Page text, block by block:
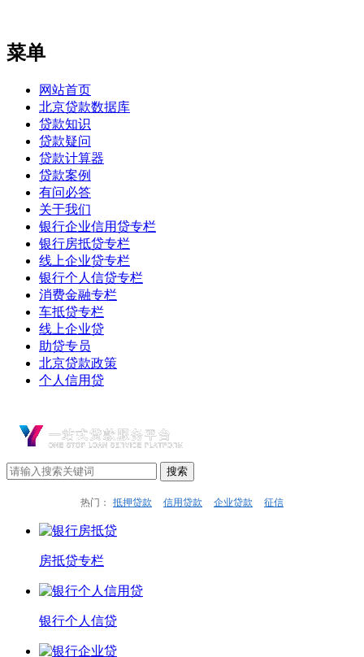
菜单
网站首页
北京贷款数据库
贷款知识
贷款疑问
贷款计算器
贷款案例
有问必答
关于我们
银行企业信用贷专栏
银行房抵贷专栏
线上企业贷专栏
银行个人信贷专栏
消费金融专栏
车抵贷专栏
线上企业贷
助贷专员
北京贷款政策
个人信用贷
热门： 抵押贷款 信用贷款 企业贷款 征信
房抵贷专栏
银行个人信贷